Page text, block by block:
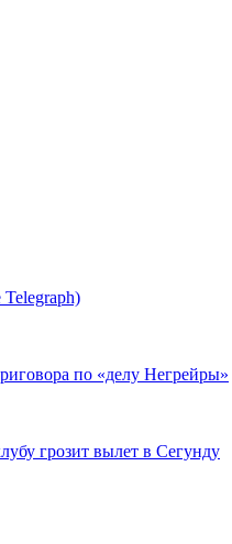
Telegraph)
по «делу Негрейры»
грозит вылет в Сегунду